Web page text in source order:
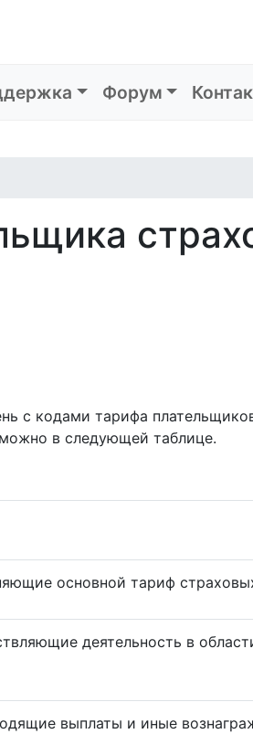
Форум
с кодами тарифа
в следующей таблице.
основной тариф
деятельность в
выплаты и иные